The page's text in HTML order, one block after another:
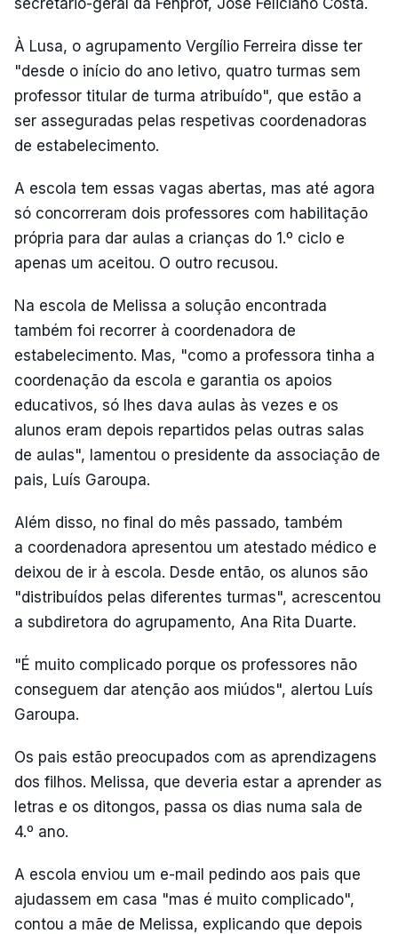
À Lusa, o agrupamento Vergílio Ferreira disse ter
"desde o início do ano letivo, quatro turmas sem
professor titular de turma atribuído", que estão a
ser asseguradas pelas respetivas coordenadoras
de estabelecimento.
A escola tem essas vagas abertas, mas até agora
só concorreram dois professores com habilitação
própria para dar aulas a crianças do 1.º ciclo e
apenas um aceitou. O outro recusou.
Na escola de Melissa a solução encontrada
também foi recorrer à coordenadora de
estabelecimento. Mas, "como a professora tinha a
coordenação da escola e garantia os apoios
educativos, só lhes dava aulas às vezes e os
alunos eram depois repartidos pelas outras salas
de aulas", lamentou o presidente da associação de
pais, Luís Garoupa.
Além disso, no final do mês passado, também
a coordenadora apresentou um atestado médico e
deixou de ir à escola. Desde então, os alunos são
"distribuídos pelas diferentes turmas", acrescentou
a subdiretora do agrupamento, Ana Rita Duarte.
"É muito complicado porque os professores não
conseguem dar atenção aos miúdos", alertou Luís
Garoupa.
Os pais estão preocupados com as aprendizagens
dos filhos. Melissa, que deveria estar a aprender as
letras e os ditongos, passa os dias numa sala de
4.º ano.
A escola enviou um e-mail pedindo aos pais que
ajudassem em casa "mas é muito complicado",
contou a mãe de Melissa, explicando que depois